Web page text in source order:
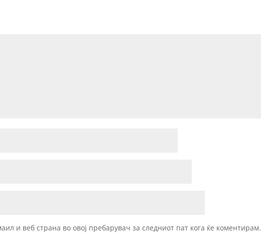
и веб страна во овој пребарувач за следниот пат кога ќе коментирам.